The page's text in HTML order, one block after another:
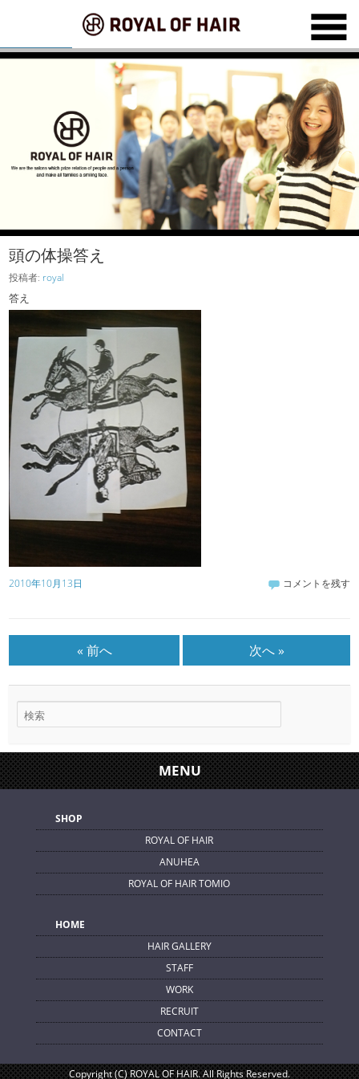
頭の体操答え
投稿者: royal
答え
2010年10月13日 コメントを残す
« 前へ 次へ »
MENU
SHOP
ROYAL OF HAIR
ANUHEA
ROYAL OF HAIR TOMIO
HOME
HAIR GALLERY
STAFF
WORK
RECRUIT
CONTACT
Copyright (C) ROYAL OF HAIR. All Rights Reserved.